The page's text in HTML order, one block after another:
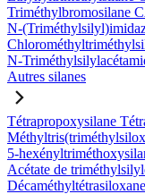
Triméthylbromosilane
N-
N-
Autres silanes
Tétrapropoxysilane
5-
Acétate de